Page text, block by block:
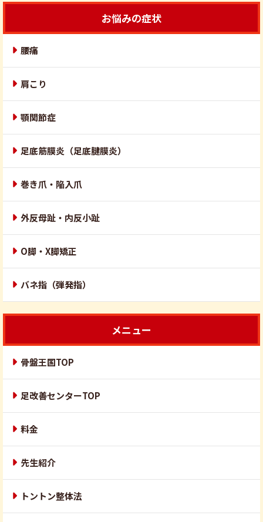
お悩みの症状
腰痛
肩こり
顎関節症
足底筋膜炎（足底腱膜炎）
巻き爪・陥入爪
外反母趾・内反小趾
O脚・X脚矯正
バネ指（弾発指）
メニュー
骨盤王国TOP
足改善センターTOP
料金
先生紹介
トントン整体法